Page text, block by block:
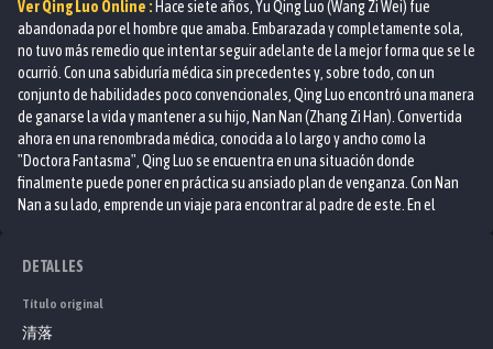
VerQing Luo Online : Hace siete años, Yu Qing Luo (Wang Zi Wei) fue
abandonada por el hombre que amaba. Embarazada y completamente sola,
no tuvo más remedio que intentar seguir adelante de la mejor forma que se le
ocurrió. Con una sabiduría médica sin precedentes y, sobre todo, con un
conjunto de habilidades poco convencionales, Qing Luo encontró una manera
de ganarse la vida y mantener a su hijo, Nan Nan (Zhang Zi Han). Convertida
ahora en una renombrada médica, conocida a lo largo y ancho como la
"Doctora Fantasma", Qing Luo se encuentra en una situación donde
finalmente puede poner en práctica su ansiado plan de venganza. Con Nan
Nan a su lado, emprende un viaje para encontrar al padre de este. En el
Yang Xiu Cheng (Liu Xue Yi). Qing Luo no quiere tener nada que ver con Xiu Du
final cede ante las genuinas atenciones y cuidados que él tiene con ella y su
hijo. Ella acepta el cariño del príncipe y comienza a confiar cada vez más en él,
DETALLES
Título original
清落